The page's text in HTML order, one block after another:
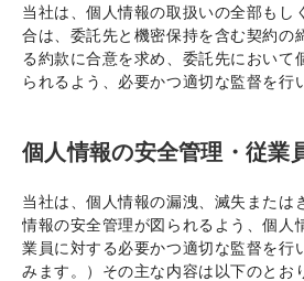
当社は、個人情報の取扱いの全部もし
合は、委託先と機密保持を含む契約の
る約款に合意を求め、委託先において
られるよう、必要かつ適切な監督を行
個人情報の安全管理・従業
当社は、個人情報の漏洩、滅失または
情報の安全管理が図られるよう、個人
業員に対する必要かつ適切な監督を行
みます。）その主な内容は以下のとお